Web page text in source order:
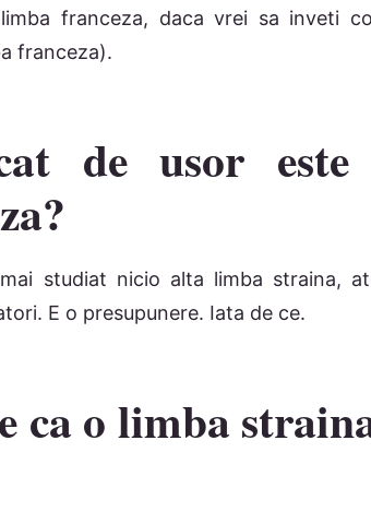
franceza, daca vrei sa inveti
franceza).
de usor
studiat nicio alta limba straina,
E o presupunere. Iata de ce.
ca o limba